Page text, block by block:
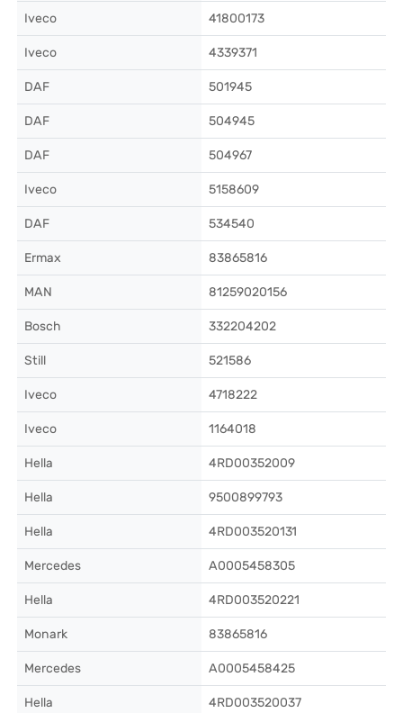
Iveco 41800173
Iveco 4339371
DAF 501945
DAF 504945
DAF 504967
Iveco 5158609
DAF 534540
Ermax 83865816
MAN 81259020156
Bosch 332204202
Still 521586
Iveco 4718222
Iveco 1164018
Hella 4RD00352009
Hella 9500899793
Hella 4RD003520131
Mercedes A0005458305
Hella 4RD003520221
Monark 83865816
Mercedes A0005458425
Hella 4RD003520037